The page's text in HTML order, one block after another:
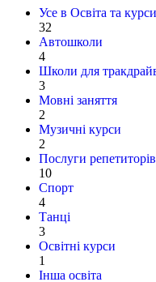
Усе в Освіта та курси
32
Автошколи
4
Школи для
3
Мовні заняття
2
Музичні курси
2
Послуги репетиторів
10
Спорт
4
Танці
3
Освітні курси
1
Інша освіта